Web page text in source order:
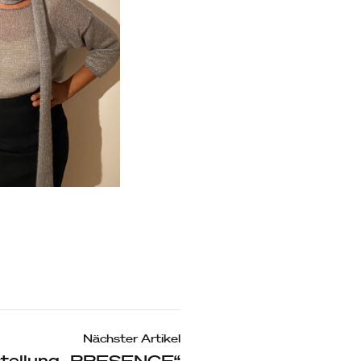
Nächster Artikel